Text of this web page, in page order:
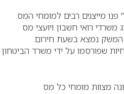
מייצגים רבים למומחי המס
רואי חשבון ויועצי מס
נמצא בשעת חירום.
שפורסמו על ידי משרד הביטחון